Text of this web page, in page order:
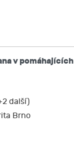
v
další)
Brno